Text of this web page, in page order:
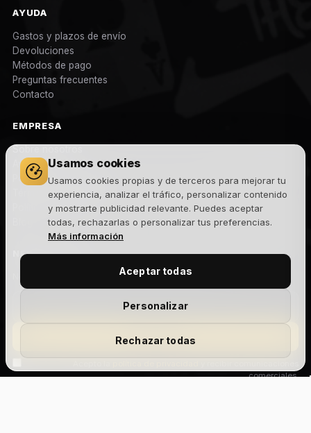
Usamos cookies
Usamos cookies propias y de terceros para mejorar tu
experiencia, analizar el tráfico, personalizar contenido
y mostrarte publicidad relevante. Puedes aceptar
todas, rechazarlas o personalizar tus preferencias.
Más información
Rechazar todas
Personalizar
Aceptar todas
AYUDA
Gastos y plazos de envío
Devoluciones
Métodos de pago
Preguntas frecuentes
Contacto
EMPRESA
Aviso legal
Política de privacidad
Términos y condiciones
Política de cookies
NEWSLETTER
Novedades, lanzamientos y ofertas exclusivas. Sin spam.
Suscribirme
comerciales.